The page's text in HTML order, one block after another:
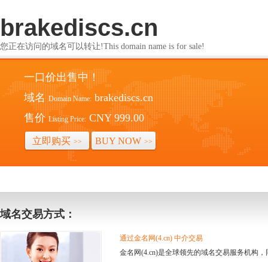
brakediscs.cn
您正在访问的域名可以转让!This domain name is for sale!
一口价出售中！
域名 Domain Name: brakediscs.cn
售价 Listing Price: CNY 999.00
立即购买 >> BUY NOW >>
域名交易方式：
通过金名网(4.cn) 中介交易
金名网(4.cn)是全球领先的域名交易服务机构